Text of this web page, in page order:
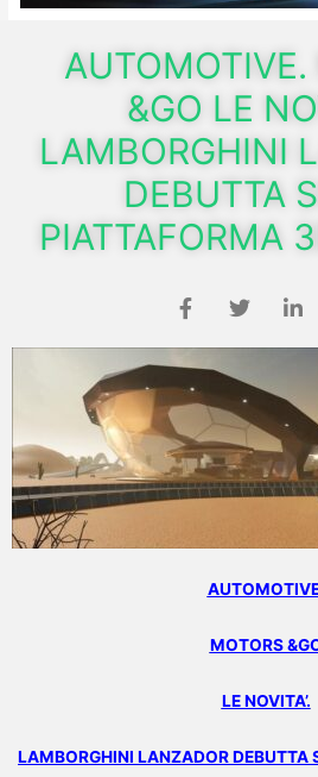
AUTOMOTIVE.
&GO LE
LAMBORGHINI
DEBUTTA
PIATTAFORMA
MOTORS
LE NOVITA’.
LAMBORGHINI LANZADOR DEBUTTA